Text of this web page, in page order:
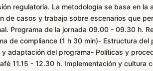
regulatoria. La metodología se basa en la
de casos y trabajo sobre escenarios que
Programa de la jornada 09.00 - 09.30 h.
de compliance (1 h 30 min)- Estructura del
adaptación del programa- Políticas y
11.15 - 12.30 h. Implementación y cultura